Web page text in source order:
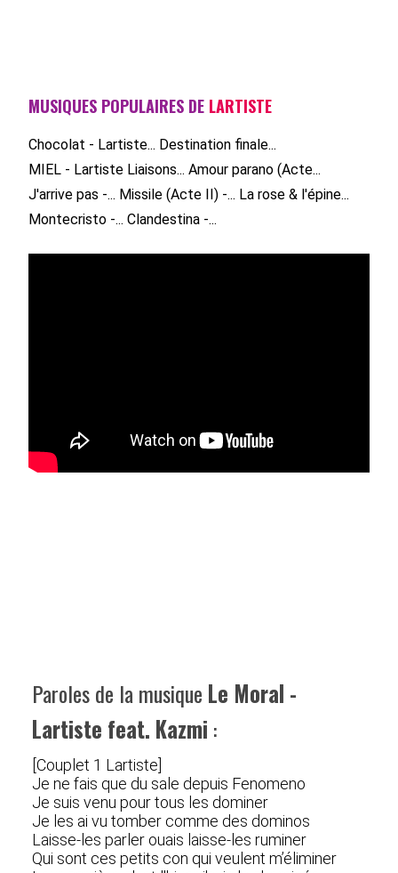
MUSIQUES POPULAIRES DE LARTISTE
Chocolat - Lartiste... Destination finale...
MIEL - Lartiste Liaisons... Amour parano (Acte...
J'arrive pas -... Missile (Acte II) -... La rose & l'épine...
Montecristo -... Clandestina -...
Paroles de la musique Le Moral -
Lartiste feat. Kazmi :
[Couplet 1 Lartiste]
Je ne fais que du sale depuis Fenomeno
Je suis venu pour tous les dominer
Je les ai vu tomber comme des dominos
Laisse-les parler ouais laisse-les ruminer
Qui sont ces petits con qui veulent m’éliminer